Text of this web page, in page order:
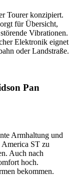
Tourer konzipiert.
für Übersicht,
Vibrationen.
Elektronik eignet
oder Landstraße.
Pan
Armhaltung und
ST zu
Auch nach
hoch.
bekommen.